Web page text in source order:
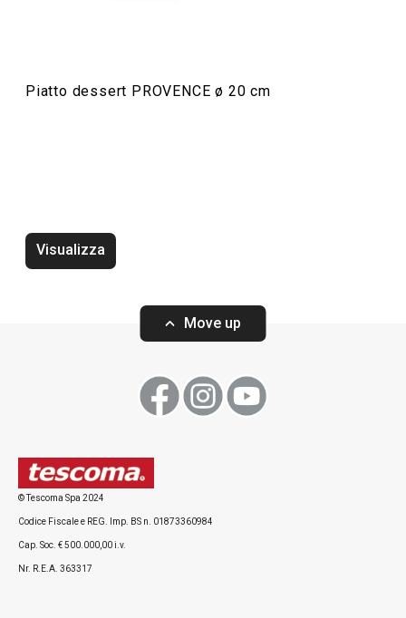
Piatto dessert PROVENCE ø 20 cm
Visualizza
Move up
© Tescoma Spa 2024
Codice Fiscale e REG. Imp. BS n. 01873360984
Cap. Soc. € 500.000,00 i.v.
Nr. R.E.A. 363317